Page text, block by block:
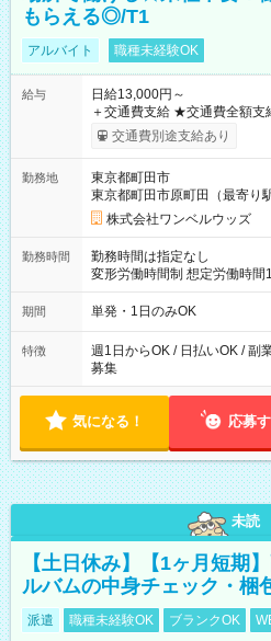
もらえる◎/T1
アルバイト 職種未経験OK
給与
日給13,000円～
＋交通費支給 ★交通費全額支給！ ┗案件により規定あり ★日払
いOK！（規定あり） ┗働い
ンビニATMから 日払い分を引き落とせ
交通費別途支給あり
勤務地
東京都町田市
東京都町田市原町田（最寄り
株式会社ワンベルウッズ
勤務時間
勤務時間は指定なし
変形労働時間制 想定労働時間160時間/月 【シ
～21：00
期間 単発・1日のみOK
特徴
週1日からOK / 日払いOK / 副
募集
気になる！ 応募
未読
【土日休み】【1ヶ月短期
ルバムの中身チェック・梱
派遣 職種未経験OK ブランクOK